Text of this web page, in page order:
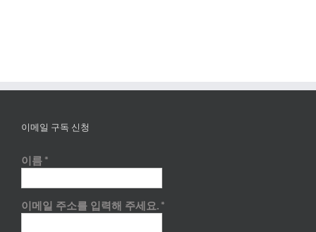
이메일 구독 신청
이름 *
이메일 주소를 입력해 주세요. *